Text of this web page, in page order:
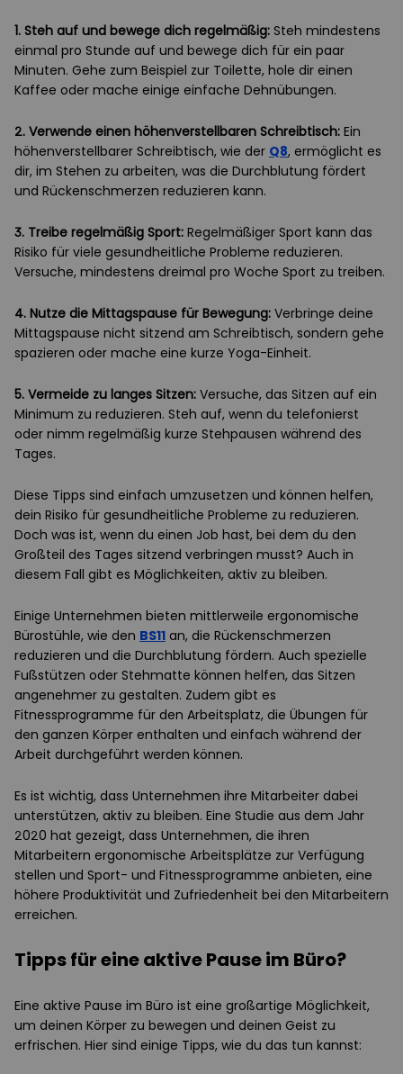
1. Steh auf und bewege dich regelmäßig: Steh mindestens
einmal pro Stunde auf und bewege dich für ein paar
Minuten. Gehe zum Beispiel zur Toilette, hole dir einen
Kaffee oder mache einige einfache Dehnübungen.
2. Verwende einen höhenverstellbaren Schreibtisch: Ein
höhenverstellbarer Schreibtisch, wie der Q8, ermöglicht es
dir, im Stehen zu arbeiten, was die Durchblutung fördert
und Rückenschmerzen reduzieren kann.
3. Treibe regelmäßig Sport: Regelmäßiger Sport kann das
Risiko für viele gesundheitliche Probleme reduzieren.
Versuche, mindestens dreimal pro Woche Sport zu treiben.
4. Nutze die Mittagspause für Bewegung: Verbringe deine
Mittagspause nicht sitzend am Schreibtisch, sondern gehe
spazieren oder mache eine kurze Yoga-Einheit.
5. Vermeide zu langes Sitzen: Versuche, das Sitzen auf ein
Minimum zu reduzieren. Steh auf, wenn du telefonierst
oder nimm regelmäßig kurze Stehpausen während des
Tages.
Diese Tipps sind einfach umzusetzen und können helfen,
dein Risiko für gesundheitliche Probleme zu reduzieren.
Doch was ist, wenn du einen Job hast, bei dem du den
Großteil des Tages sitzend verbringen musst? Auch in
diesem Fall gibt es Möglichkeiten, aktiv zu bleiben.
Einige Unternehmen bieten mittlerweile ergonomische
Bürostühle, wie den BS11 an, die Rückenschmerzen
reduzieren und die Durchblutung fördern. Auch spezielle
Fußstützen oder Stehmatte können helfen, das Sitzen
angenehmer zu gestalten. Zudem gibt es
Fitnessprogramme für den Arbeitsplatz, die Übungen für
den ganzen Körper enthalten und einfach während der
Arbeit durchgeführt werden können.
Es ist wichtig, dass Unternehmen ihre Mitarbeiter dabei
unterstützen, aktiv zu bleiben. Eine Studie aus dem Jahr
2020 hat gezeigt, dass Unternehmen, die ihren
Mitarbeitern ergonomische Arbeitsplätze zur Verfügung
stellen und Sport- und Fitnessprogramme anbieten, eine
höhere Produktivität und Zufriedenheit bei den Mitarbeitern
erreichen.
Tipps für eine aktive Pause im Büro?
Eine aktive Pause im Büro ist eine großartige Möglichkeit,
um deinen Körper zu bewegen und deinen Geist zu
erfrischen. Hier sind einige Tipps, wie du das tun kannst: